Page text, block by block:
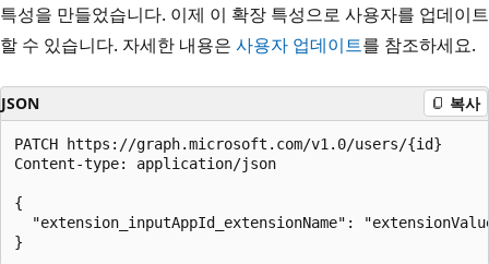
특성을 만들었습니다. 이제 이 확장 특성으로 사용자를 업데이트
할 수 있습니다. 자세한 내용은 사용자 업데이트를 참조하세요.
JSON 복사
PATCH https://graph.microsoft.com/v1.0/users/{id}
Content-type: application/json
{
"extension_inputAppId_extensionName":